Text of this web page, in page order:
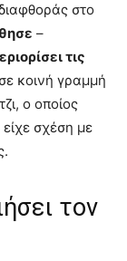
στο
–
τις
κοινή γραμμή
ο οποίος
είχε σχέση με
τον